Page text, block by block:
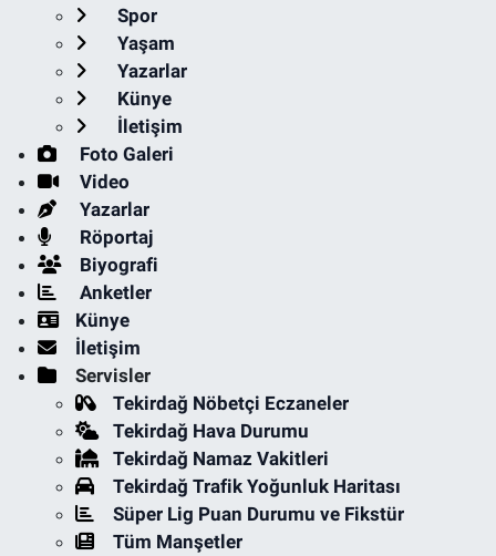
Spor
Yaşam
Yazarlar
Künye
İletişim
Foto Galeri
Video
Yazarlar
Röportaj
Biyografi
Anketler
Künye
İletişim
Servisler
Tekirdağ Nöbetçi Eczaneler
Tekirdağ Hava Durumu
Tekirdağ Namaz Vakitleri
Tekirdağ Trafik Yoğunluk Haritası
Süper Lig Puan Durumu ve Fikstür
Tüm Manşetler